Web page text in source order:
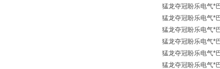
猛龙夺冠盼乐电气*
猛龙夺冠盼乐电气*
猛龙夺冠盼乐电气*
猛龙夺冠盼乐电气*
猛龙夺冠盼乐电气*
猛龙夺冠盼乐电气*